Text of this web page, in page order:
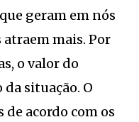
geram em nós
mais. Por
o valor do
situação. O
acordo com os